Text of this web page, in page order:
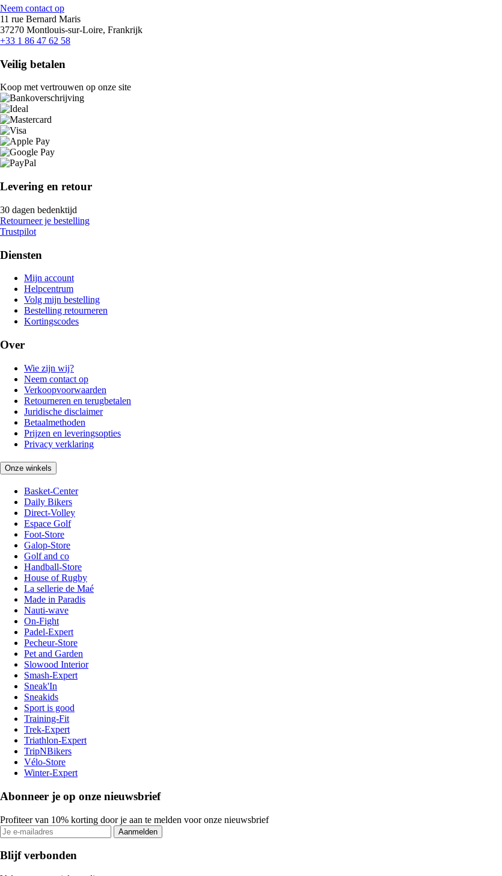
Neem contact op
11 rue Bernard Maris
37270 Montlouis-sur-Loire, Frankrijk
+33 1 86 47 62 58
Veilig betalen
Koop met vertrouwen op onze site
Levering en retour
30 dagen bedenktijd
Retourneer je bestelling
Trustpilot
Diensten
Mijn account
Helpcentrum
Volg mijn bestelling
Bestelling retourneren
Kortingscodes
Over
Wie zijn wij?
Neem contact op
Verkoopvoorwaarden
Retourneren en terugbetalen
Juridische disclaimer
Betaalmethoden
Prijzen en leveringsopties
Privacy verklaring
Onze winkels
Basket-Center
Daily Bikers
Direct-Volley
Espace Golf
Foot-Store
Galop-Store
Golf and co
Handball-Store
House of Rugby
La sellerie de Maé
Made in Paradis
Nauti-wave
On-Fight
Padel-Expert
Pecheur-Store
Pet and Garden
Slowood Interior
Smash-Expert
Sneak'In
Sneakids
Sport is good
Training-Fit
Trek-Expert
Triathlon-Expert
TripNBikers
Vélo-Store
Winter-Expert
Abonneer je op onze nieuwsbrief
Profiteer van 10% korting door je aan te melden voor onze nieuwsbrief
Aanmelden
Blijf verbonden